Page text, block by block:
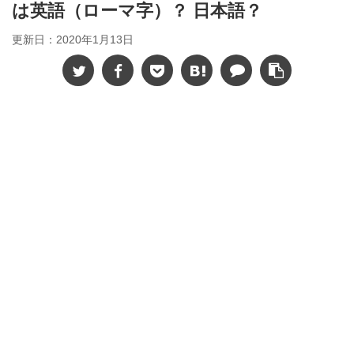
は英語（ローマ字）？ 日本語？
更新日： 2020年1月13日